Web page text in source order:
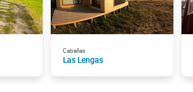
Cabañas
Las Lengas